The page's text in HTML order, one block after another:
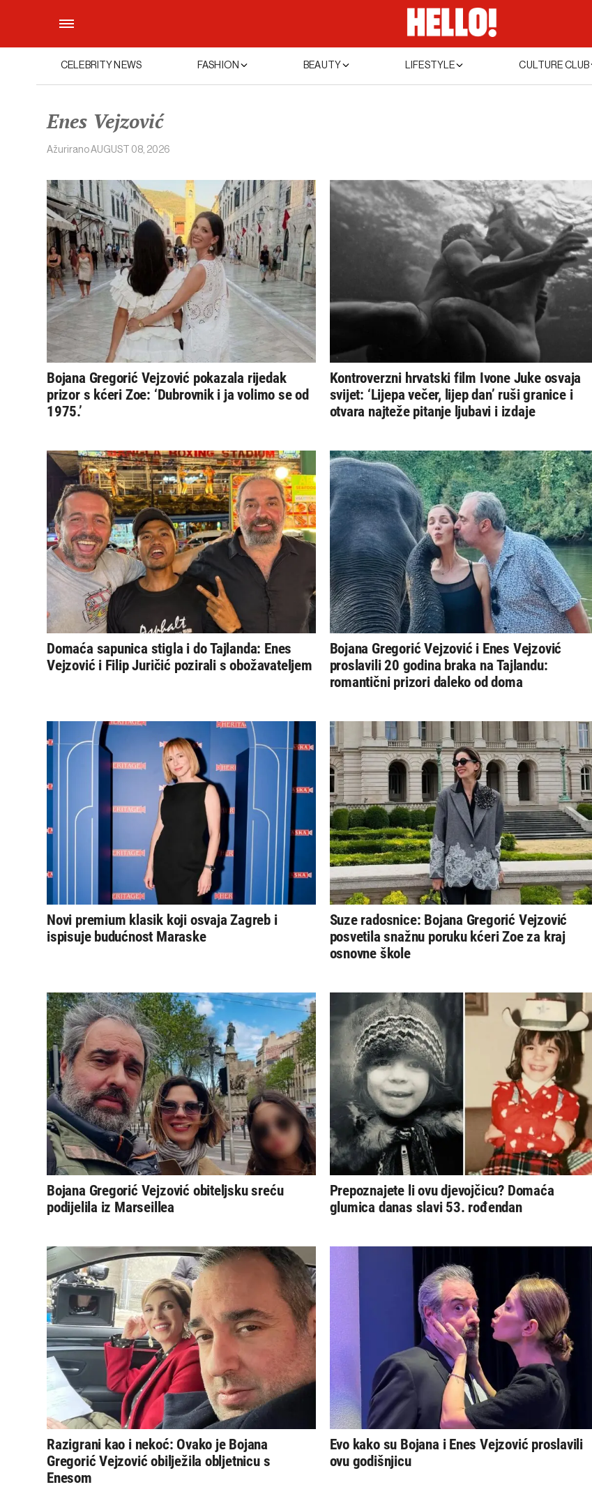
CELEBRITY NEWS FASHION BEAUTY LIFESTYLE CULTURE CLUB
Enes Vejzović
AžuriranoAUGUST 08, 2026
Bojana Gregorić Vejzović pokazala rijedak
prizor s kćeri Zoe: ‘Dubrovnik i ja volimo se od
1975.’
Kontroverzni hrvatski film Ivone Juke osvaja
svijet: ‘Lijepa večer, lijep dan’ ruši granice i
otvara najteže pitanje ljubavi i izdaje
Domaća sapunica stigla i do Tajlanda: Enes
Vejzović i Filip Juričić pozirali s obožavateljem
Bojana Gregorić Vejzović i Enes Vejzović
proslavili 20 godina braka na Tajlandu:
romantični prizori daleko od doma
Novi premium klasik koji osvaja Zagreb i
ispisuje budućnost Maraske
Suze radosnice: Bojana Gregorić Vejzović
posvetila snažnu poruku kćeri Zoe za kraj
osnovne škole
Bojana Gregorić Vejzović obiteljsku sreću
podijelila iz Marseillea
Prepoznajete li ovu djevojčicu? Domaća
glumica danas slavi 53. rođendan
Razigrani kao i nekoć: Ovako je Bojana
Gregorić Vejzović obilježila obljetnicu s
Enesom
Evo kako su Bojana i Enes Vejzović proslavili
ovu godišnjicu